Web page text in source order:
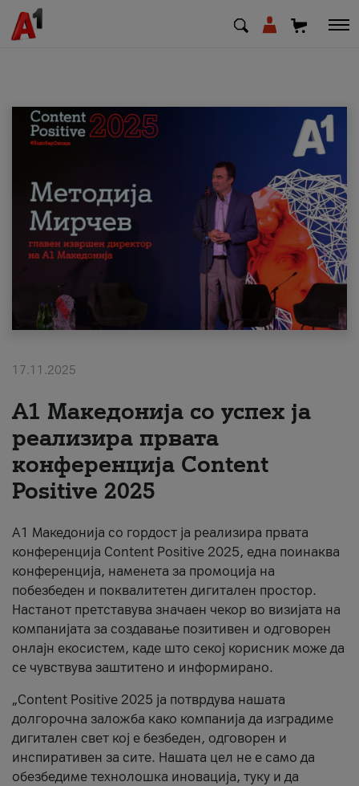
МК EN
Приватни Деловни
Поддршка
Надополни кредит
#ПодобарОнлајн
17.11.2025
А1 Македонија со успех ја
реализира првата
конференција Content
Positive 2025
А1 Македонија со гордост ја реализира првата
конференција Content Positive 2025, една поинаква
конференција, наменета за промоција на
побезбеден и поквалитетен дигитален простор.
Настанот претставува значаен чекор во визијата на
компанијата за создавање позитивен и одговорен
онлајн екосистем, каде што секој корисник може да
се чувствува заштитено и информирано.
„Content Positive 2025 ја потврдува нашата
долгорочна заложба како компанија да изградиме
дигитален свет кој е безбеден, одговорен и
инспиративен за сите. Нашата цел не е само да
обезбедиме технолошка иновација, туку и да